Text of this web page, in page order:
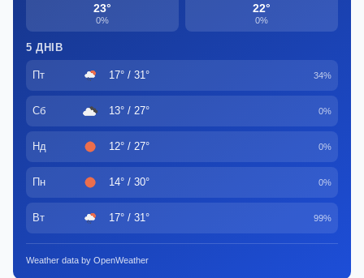
23°
0%
22°
0%
5 ДНІВ
Пт 17° / 31° 34%
Сб 13° / 27° 0%
Нд 12° / 27° 0%
Пн 14° / 30° 0%
Вт 17° / 31° 99%
Weather data by OpenWeather